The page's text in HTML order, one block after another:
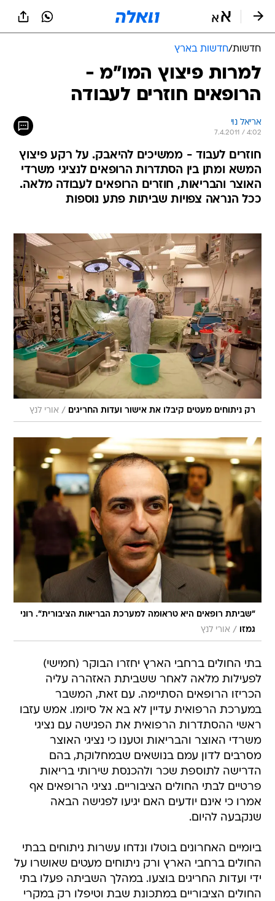
חדשות/חדשות בארץ
למרות פיצוץ המו"מ -
הרופאים חוזרים לעבודה
אריאל נוי
7.4.2011 / 4:02
חוזרים לעבוד - ממשיכים להיאבק. על רקע פיצוץ
המשא ומתן בין הסתדרות הרופאים לנציגי משרדי
האוצר והבריאות, חוזרים הרופאים לעבודה מלאה.
ככל הנראה צפויות שביתות פתע נוספות
רק ניתוחים מעטים קיבלו את אישור ועדות החריגים / אורי לנץ
"שביתת רופאים היא טראומה למערכת הבריאות הציבורית". רוני
גמזו
/ אורי לנץ
בתי החולים ברחבי הארץ יחזרו הבוקר (חמישי)
לפעילות מלאה לאחר ששביתת האזהרה עליה
הכריזו הרופאים הסתיימה. עם זאת, המשבר
במערכת הרפואית עדיין לא בא אל סיומו. אמש עזבו
ראשי ההסתדרות הרפואית את הפגישה עם נציגי
משרדי האוצר והבריאות וטענו כי נציגי האוצר
מסרבים לדון עמם בנושאים שבמחלוקת, בהם
הדרישה לתוספת שכר ולהכנסת שירותי בריאות
פרטיים לבתי החולים הציבוריים. נציגי הרופאים אף
אמרו כי אינם יודעים האם יגיעו לפגישה הבאה
שנקבעה להיום.
ביומיים האחרונים בוטלו ונדחו עשרות ניתוחים בבתי
החולים ברחבי הארץ ורק ניתוחים מעטים שאושרו על
ידי ועדות החריגים בוצעו. במהלך השביתה פעלו בתי
החולים הציבוריים במתכונת שבת וטיפלו רק במקרי